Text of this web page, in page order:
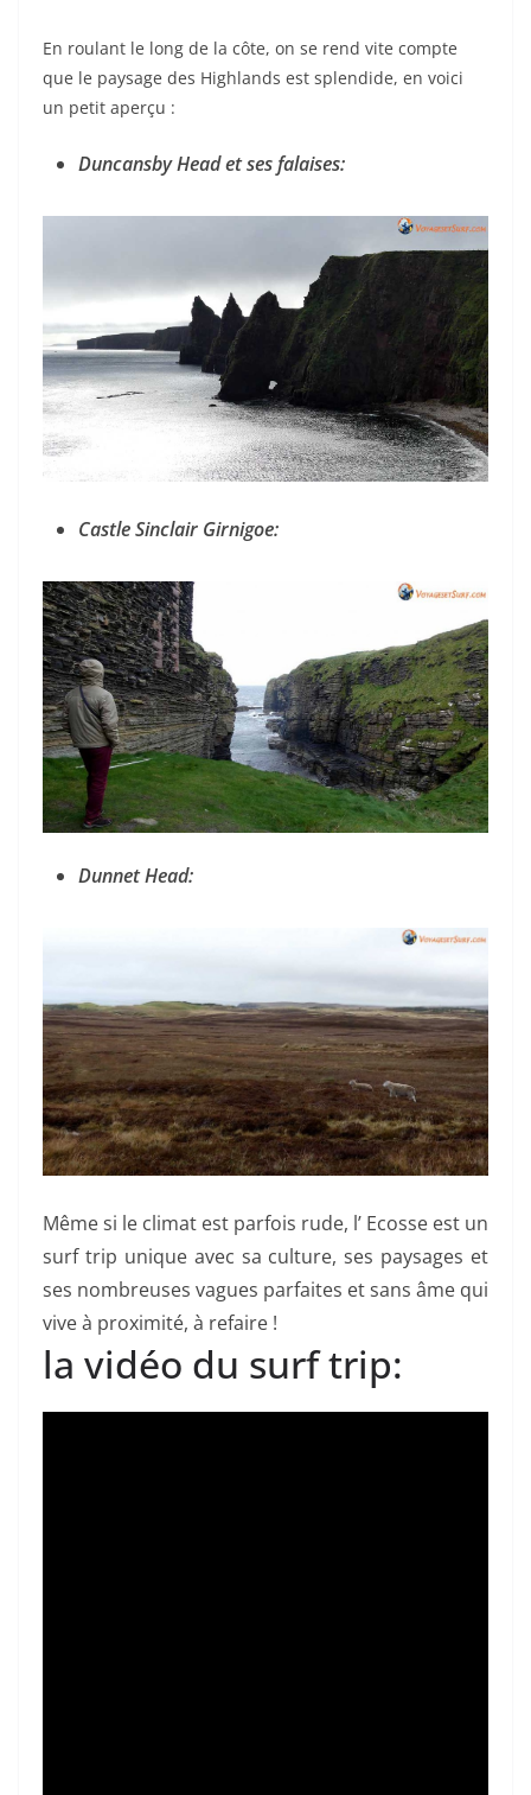
En roulant le long de la côte, on se rend vite compte
que le paysage des Highlands est splendide, en voici
un petit aperçu :
Duncansby Head et ses falaises:
Castle Sinclair Girnigoe:
Dunnet Head:
Même si le climat est parfois rude, l’ Ecosse est un
surf trip unique avec sa culture, ses paysages et
ses nombreuses vagues parfaites et sans âme qui
vive à proximité, à refaire !
la vidéo du surf trip: